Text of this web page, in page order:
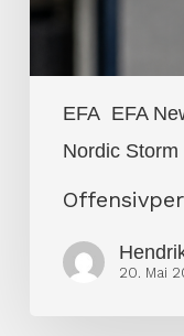
EFA EFA
Nordic Storm
20. Mai